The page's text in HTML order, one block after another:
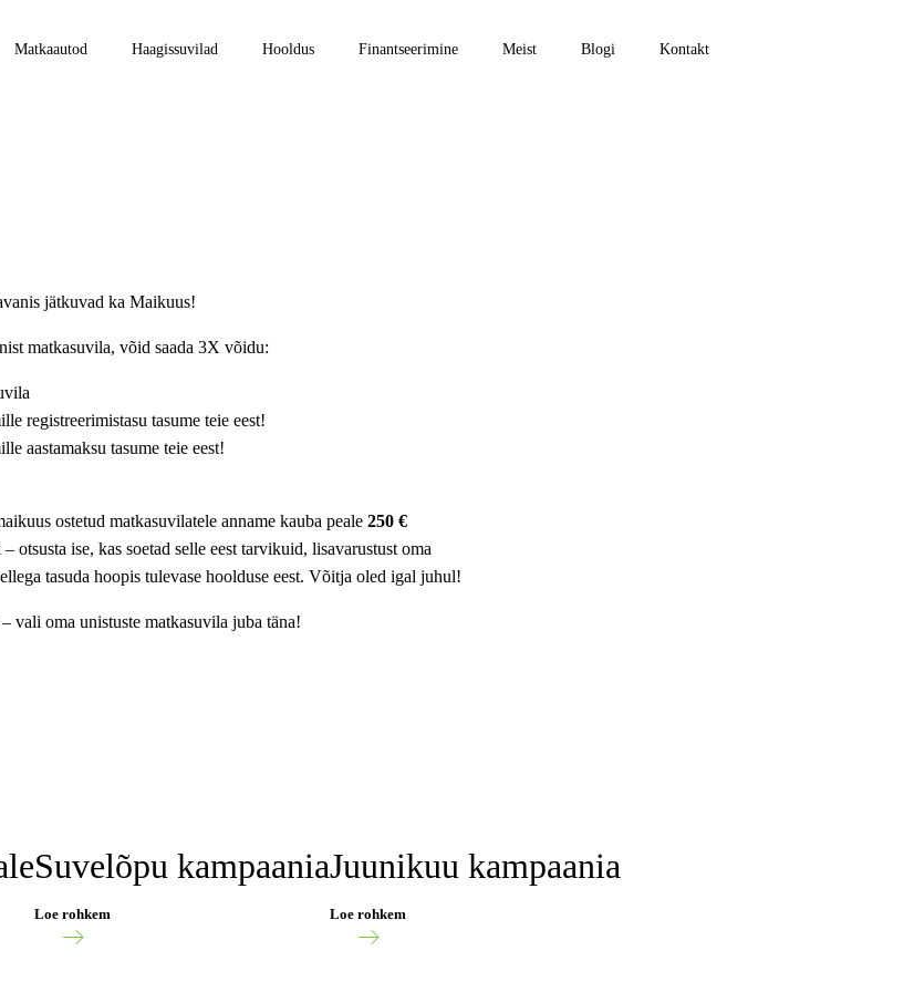
Matkaautod Haagissuvilad Hooldus Finantseerimine Meist Blogi Kontakt
jätkuvad ka Maikuus!
matkasuvila, võid saada 3X võidu:
registreerimistasu tasume teie eest!
aastamaksu tasume teie eest!
ostetud matkasuvilatele anname kauba peale 250 €
otsusta ise, kas soetad selle eest tarvikuid, lisavarustust oma
tasuda hoopis tulevase hoolduse eest. Võitja oled igal juhul!
vali oma unistuste matkasuvila juba täna!
Suvelõpu kampaania
Loe rohkem
Juunikuu kampaania
Loe rohkem